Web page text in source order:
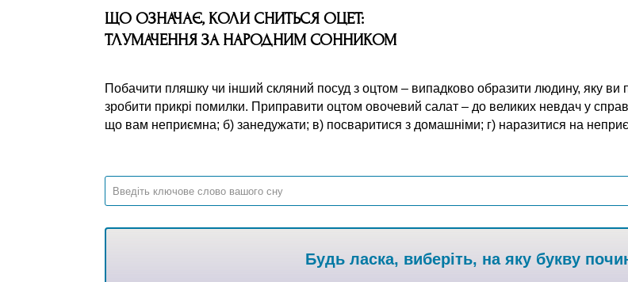
ЩО ОЗНАЧАЄ, КОЛИ СНИТЬСЯ ОЦЕТ:
ТЛУМАЧЕННЯ ЗА НАРОДНИМ СОННИКОМ
Побачити пляшку чи інший скляний посуд з оцтом – випадково образити людину, яку
зробити прикрі помилки. Приправити оцтом овочевий салат – до великих невдач у
що вам неприємна; б) занедужати; в) посваритися з домашніми; г) наразитися на
Будь ласка, виберіть, на яку букву